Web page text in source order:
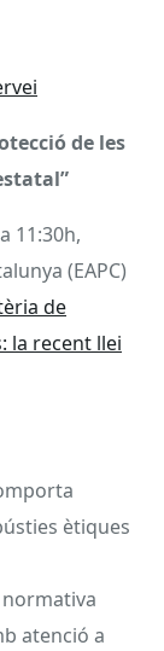
de les
11:30h,
(EAPC)
de
la recent llei
ètiques
atenció a